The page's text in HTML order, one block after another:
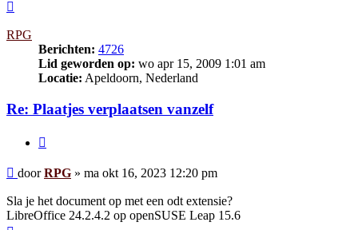
RPG
Berichten: 4726
Lid geworden op: wo apr 15, 2009 1:01 am
Locatie: Apeldoorn, Nederland
Re: Plaatjes verplaatsen vanzelf
Bericht
doorRPG » ma okt 16, 2023 12:20 pm
Sla je het document op met een odt extensie?
LibreOffice 24.2.4.2 op openSUSE Leap 15.6